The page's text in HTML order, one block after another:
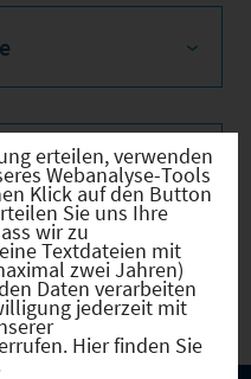
erteilen, verwenden
Webanalyse-Tools
Klick auf den Button
Sie uns Ihre
wir zu
Textdateien mit
zwei Jahren)
Daten verarbeiten
jederzeit mit
Hier finden Sie